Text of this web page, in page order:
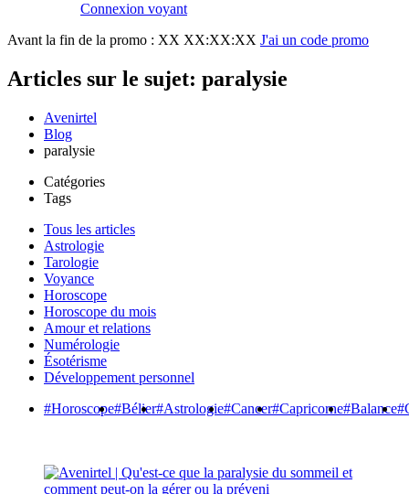
Connexion voyant
Avant la fin de la promo : XX XX:XX:XX J'ai un code promo
Articles sur le sujet: paralysie
Avenirtel
Blog
paralysie
Catégories
Tags
Tous les articles
Astrologie
Tarologie
Voyance
Horoscope
Horoscope du mois
Amour et relations
Numérologie
Ésotérisme
Développement personnel
#Horoscope#Bélier#Astrologie#Cancer#Capricorne#Balance